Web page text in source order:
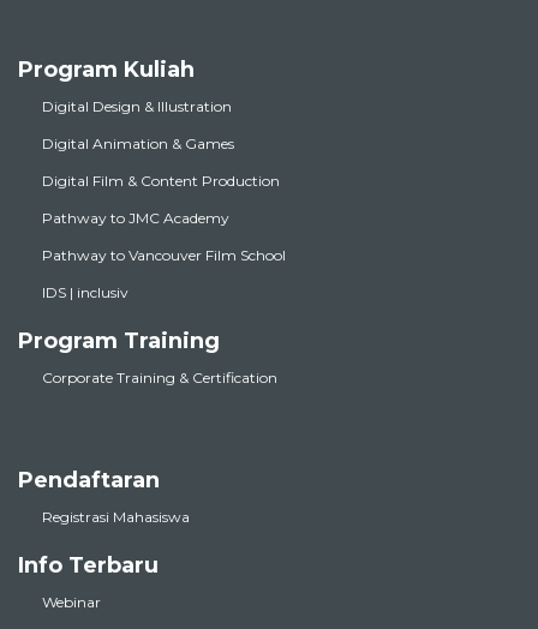
Program Kuliah
Digital Design & Illustration
Digital Animation & Games
Digital Film & Content Production
Pathway to JMC Academy
Pathway to Vancouver Film School
IDS | inclusiv
Program Training
Corporate Training & Certification
Pendaftaran
Registrasi Mahasiswa
Info Terbaru
Webinar